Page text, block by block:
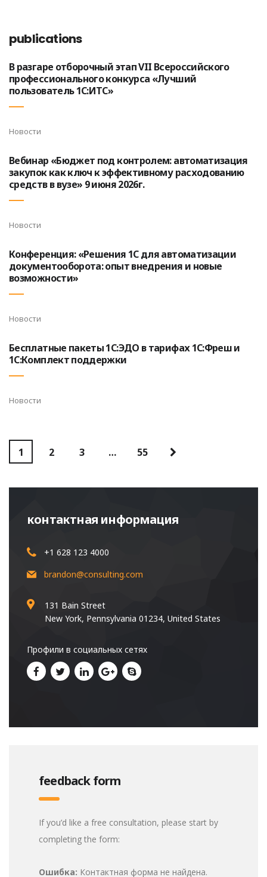
publications
В разгаре отборочный этап VII Всероссийского
профессионального конкурса «Лучший
пользователь 1С:ИТС»
Новости
Вебинар «Бюджет под контролем: автоматизация
закупок как ключ к эффективному расходованию
средств в вузе» 9 июня 2026г.
Новости
Конференция: «Решения 1С для автоматизации
документооборота: опыт внедрения и новые
возможности»
Новости
Бесплатные пакеты 1С:ЭДО в тарифах 1С:Фреш и
1С:Комплект поддержки
Новости
1 2 3 … 55
контактная информация
+1 628 123 4000
brandon@consulting.com
131 Bain Street
New York, Pennsylvania 01234, United States
Профили в социальных сетях
feedback form
If you’d like a free consultation, please start by
completing the form:
Ошибка: Контактная форма не найдена.